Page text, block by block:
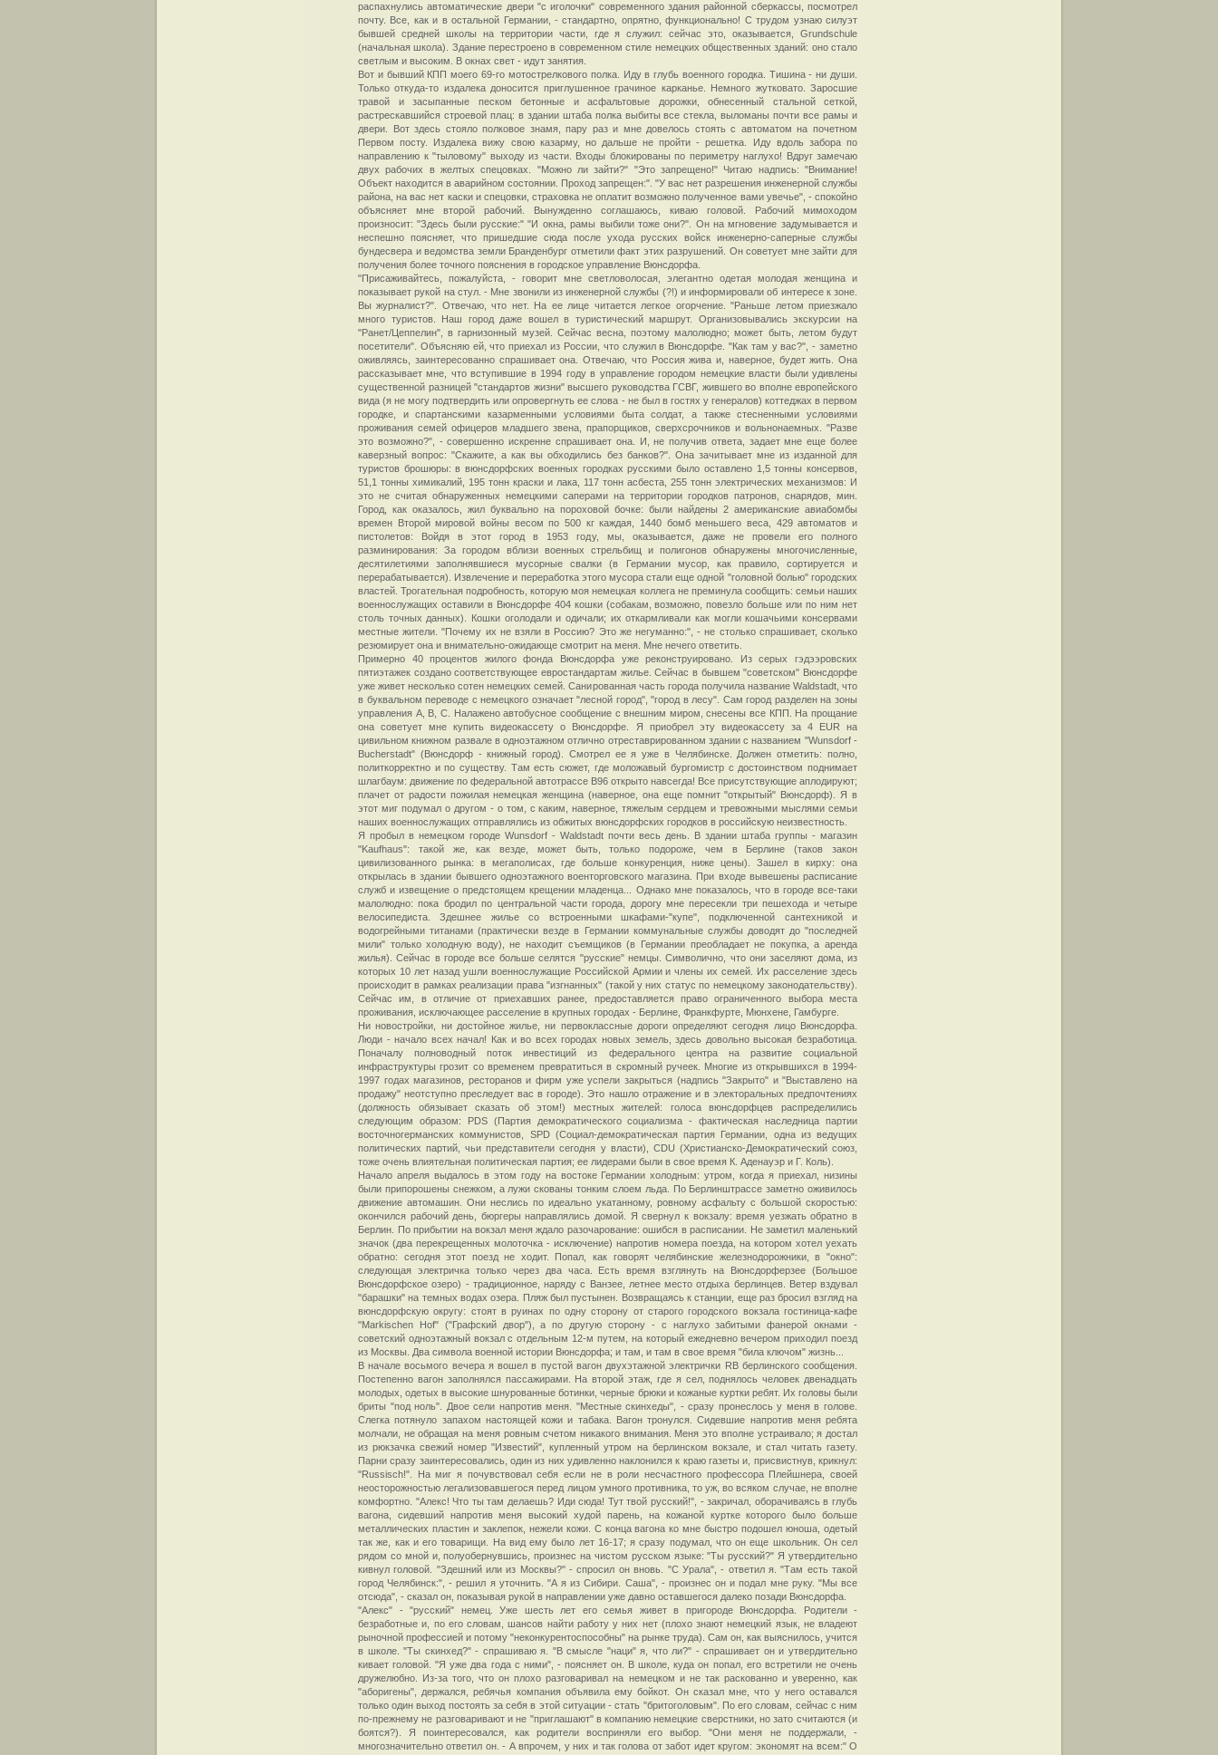
распахнулись автоматические двери "с иголочки" современного здания районной сберкассы, посмотрел
почту. Все, как и в остальной Германии, - стандартно, опрятно, функционально! С трудом узнаю силуэт
бывшей средней школы на территории части, где я служил: сейчас это, оказывается, Grundschule
(начальная школа). Здание перестроено в современном стиле немецких общественных зданий: оно стало
светлым и высоким. В окнах свет - идут занятия.
Вот и бывший КПП моего 69-го мотострелкового полка. Иду в глубь военного городка. Тишина - ни души.
Только откуда-то издалека доносится приглушенное грачиное карканье. Немного жутковато. Заросшие
травой и засыпанные песком бетонные и асфальтовые дорожки, обнесенный стальной сеткой,
растрескавшийся строевой плац: в здании штаба полка выбиты все стекла, выломаны почти все рамы и
двери. Вот здесь стояло полковое знамя, пару раз и мне довелось стоять с автоматом на почетном
Первом посту. Издалека вижу свою казарму, но дальше не пройти - решетка. Иду вдоль забора по
направлению к "тыловому" выходу из части. Входы блокированы по периметру наглухо! Вдруг замечаю
двух рабочих в желтых спецовках. "Можно ли зайти?" "Это запрещено!" Читаю надпись: "Внимание!
Объект находится в аварийном состоянии. Проход запрещен:". "У вас нет разрешения инженерной службы
района, на вас нет каски и спецовки, страховка не оплатит возможно полученное вами увечье", - спокойно
объясняет мне второй рабочий. Вынужденно соглашаюсь, киваю головой. Рабочий мимоходом
произносит: "Здесь были русские:" "И окна, рамы выбили тоже они?". Он на мгновение задумывается и
неспешно поясняет, что пришедшие сюда после ухода русских войск инженерно-саперные службы
бундесвера и ведомства земли Бранденбург отметили факт этих разрушений. Он советует мне зайти для
получения более точного пояснения в городское управление Вюнсдорфа.
"Присаживайтесь, пожалуйста, - говорит мне светловолосая, элегантно одетая молодая женщина и
показывает рукой на стул. - Мне звонили из инженерной службы (?!) и информировали об интересе к зоне.
Вы журналист?". Отвечаю, что нет. На ее лице читается легкое огорчение. "Раньше летом приезжало
много туристов. Наш город даже вошел в туристический маршрут. Организовывались экскурсии на
"Ранет/Цеппелин", в гарнизонный музей. Сейчас весна, поэтому малолюдно; может быть, летом будут
посетители". Объясняю ей, что приехал из России, что служил в Вюнсдорфе. "Как там у вас?", - заметно
оживляясь, заинтересованно спрашивает она. Отвечаю, что Россия жива и, наверное, будет жить. Она
рассказывает мне, что вступившие в 1994 году в управление городом немецкие власти были удивлены
существенной разницей "стандартов жизни" высшего руководства ГСВГ, жившего во вполне европейского
вида (я не могу подтвердить или опровергнуть ее слова - не был в гостях у генералов) коттеджах в первом
городке, и спартанскими казарменными условиями быта солдат, а также стесненными условиями
проживания семей офицеров младшего звена, прапорщиков, сверхсрочников и вольнонаемных. "Разве
это возможно?", - совершенно искренне спрашивает она. И, не получив ответа, задает мне еще более
каверзный вопрос: "Скажите, а как вы обходились без банков?". Она зачитывает мне из изданной для
туристов брошюры: в вюнсдорфских военных городках русскими было оставлено 1,5 тонны консервов,
51,1 тонны химикалий, 195 тонн краски и лака, 117 тонн асбеста, 255 тонн электрических механизмов: И
это не считая обнаруженных немецкими саперами на территории городков патронов, снарядов, мин.
Город, как оказалось, жил буквально на пороховой бочке: были найдены 2 американские авиабомбы
времен Второй мировой войны весом по 500 кг каждая, 1440 бомб меньшего веса, 429 автоматов и
пистолетов: Войдя в этот город в 1953 году, мы, оказывается, даже не провели его полного
разминирования: За городом вблизи военных стрельбищ и полигонов обнаружены многочисленные,
десятилетиями заполнявшиеся мусорные свалки (в Германии мусор, как правило, сортируется и
перерабатывается). Извлечение и переработка этого мусора стали еще одной "головной болью" городских
властей. Трогательная подробность, которую моя немецкая коллега не преминула сообщить: семьи наших
военнослужащих оставили в Вюнсдорфе 404 кошки (собакам, возможно, повезло больше или по ним нет
столь точных данных). Кошки оголодали и одичали; их откармливали как могли кошачьими консервами
местные жители. "Почему их не взяли в Россию? Это же негуманно:", - не столько спрашивает, сколько
резюмирует она и внимательно-ожидающе смотрит на меня. Мне нечего ответить.
Примерно 40 процентов жилого фонда Вюнсдорфа уже реконструировано. Из серых гэдээровских
пятиэтажек создано соответствующее евростандартам жилье. Сейчас в бывшем "советском" Вюнсдорфе
уже живет несколько сотен немецких семей. Санированная часть города получила название Waldstadt, что
в буквальном переводе с немецкого означает "лесной город", "город в лесу". Сам город разделен на зоны
управления A, B, C. Налажено автобусное сообщение с внешним миром, снесены все КПП. На прощание
она советует мне купить видеокассету о Вюнсдорфе. Я приобрел эту видеокассету за 4 EUR на
цивильном книжном развале в одноэтажном отлично отреставрированном здании с названием "Wunsdorf -
Bucherstadt" (Вюнсдорф - книжный город). Смотрел ее я уже в Челябинске. Должен отметить: полно,
политкорректно и по существу. Там есть сюжет, где моложавый бургомистр с достоинством поднимает
шлагбаум: движение по федеральной автотрассе В96 открыто навсегда! Все присутствующие аплодируют;
плачет от радости пожилая немецкая женщина (наверное, она еще помнит "открытый" Вюнсдорф). Я в
этот миг подумал о другом - о том, с каким, наверное, тяжелым сердцем и тревожными мыслями семьи
наших военнослужащих отправлялись из обжитых вюнсдорфских городков в российскую неизвестность.
Я пробыл в немецком городе Wunsdorf - Waldstadt почти весь день. В здании штаба группы - магазин
"Kaufhaus": такой же, как везде, может быть, только подороже, чем в Берлине (таков закон
цивилизованного рынка: в мегаполисах, где больше конкуренция, ниже цены). Зашел в кирху: она
открылась в здании бывшего одноэтажного военторговского магазина. При входе вывешены расписание
служб и извещение о предстоящем крещении младенца... Однако мне показалось, что в городе все-таки
малолюдно: пока бродил по центральной части города, дорогу мне пересекли три пешехода и четыре
велосипедиста. Здешнее жилье со встроенными шкафами-"купе", подключенной сантехникой и
водогрейными титанами (практически везде в Германии коммунальные службы доводят до "последней
мили" только холодную воду), не находит съемщиков (в Германии преобладает не покупка, а аренда
жилья). Сейчас в городе все больше селятся "русские" немцы. Символично, что они заселяют дома, из
которых 10 лет назад ушли военнослужащие Российской Армии и члены их семей. Их расселение здесь
происходит в рамках реализации права "изгнанных" (такой у них статус по немецкому законодательству).
Сейчас им, в отличие от приехавших ранее, предоставляется право ограниченного выбора места
проживания, исключающее расселение в крупных городах - Берлине, Франкфурте, Мюнхене, Гамбурге.
Ни новостройки, ни достойное жилье, ни первоклассные дороги определяют сегодня лицо Вюнсдорфа.
Люди - начало всех начал! Как и во всех городах новых земель, здесь довольно высокая безработица.
Поначалу полноводный поток инвестиций из федерального центра на развитие социальной
инфраструктуры грозит со временем превратиться в скромный ручеек. Многие из открывшихся в 1994-
1997 годах магазинов, ресторанов и фирм уже успели закрыться (надпись "Закрыто" и "Выставлено на
продажу" неотступно преследует вас в городе). Это нашло отражение и в электоральных предпочтениях
(должность обязывает сказать об этом!) местных жителей: голоса вюнсдорфцев распределились
следующим образом: PDS (Партия демократического социализма - фактическая наследница партии
восточногерманских коммунистов, SPD (Социал-демократическая партия Германии, одна из ведущих
политических партий, чьи представители сегодня у власти), CDU (Христианско-Демократический союз,
тоже очень влиятельная политическая партия; ее лидерами были в свое время К. Аденауэр и Г. Коль).
Начало апреля выдалось в этом году на востоке Германии холодным: утром, когда я приехал, низины
были припорошены снежком, а лужи скованы тонким слоем льда. По Берлинштрассе заметно оживилось
движение автомашин. Они неслись по идеально укатанному, ровному асфальту с большой скоростью:
окончился рабочий день, бюргеры направлялись домой. Я свернул к вокзалу: время уезжать обратно в
Берлин. По прибытии на вокзал меня ждало разочарование: ошибся в расписании. Не заметил маленький
значок (два перекрещенных молоточка - исключение) напротив номера поезда, на котором хотел уехать
обратно: сегодня этот поезд не ходит. Попал, как говорят челябинские железнодорожники, в "окно":
следующая электричка только через два часа. Есть время взглянуть на Вюнсдорферзее (Большое
Вюнсдорфское озеро) - традиционное, наряду с Ванзее, летнее место отдыха берлинцев. Ветер вздувал
"барашки" на темных водах озера. Пляж был пустынен. Возвращаясь к станции, еще раз бросил взгляд на
вюнсдорфскую округу: стоят в руинах по одну сторону от старого городского вокзала гостиница-кафе
"Markischen Hof" ("Графский двор"), а по другую сторону - с наглухо забитыми фанерой окнами -
советский одноэтажный вокзал с отдельным 12-м путем, на который ежедневно вечером приходил поезд
из Москвы. Два символа военной истории Вюнсдорфа; и там, и там в свое время "била ключом" жизнь...
В начале восьмого вечера я вошел в пустой вагон двухэтажной электрички RB берлинского сообщения.
Постепенно вагон заполнялся пассажирами. На второй этаж, где я сел, поднялось человек двенадцать
молодых, одетых в высокие шнурованные ботинки, черные брюки и кожаные куртки ребят. Их головы были
бриты "под ноль". Двое сели напротив меня. "Местные скинхеды", - сразу пронеслось у меня в голове.
Слегка потянуло запахом настоящей кожи и табака. Вагон тронулся. Сидевшие напротив меня ребята
молчали, не обращая на меня ровным счетом никакого внимания. Меня это вполне устраивало; я достал
из рюкзачка свежий номер "Известий", купленный утром на берлинском вокзале, и стал читать газету.
Парни сразу заинтересовались, один из них удивленно наклонился к краю газеты и, присвистнув, крикнул:
"Russisch!". На миг я почувствовал себя если не в роли несчастного профессора Плейшнера, своей
неосторожностью легализовавшегося перед лицом умного противника, то уж, во всяком случае, не вполне
комфортно. "Алекс! Что ты там делаешь? Иди сюда! Тут твой русский!", - закричал, оборачиваясь в глубь
вагона, сидевший напротив меня высокий худой парень, на кожаной куртке которого было больше
металлических пластин и заклепок, нежели кожи. С конца вагона ко мне быстро подошел юноша, одетый
так же, как и его товарищи. На вид ему было лет 16-17; я сразу подумал, что он еще школьник. Он сел
рядом со мной и, полуобернувшись, произнес на чистом русском языке: "Ты русский?" Я утвердительно
кивнул головой. "Здешний или из Москвы?" - спросил он вновь. "С Урала", - ответил я. "Там есть такой
город Челябинск:", - решил я уточнить. "А я из Сибири. Саша", - произнес он и подал мне руку. "Мы все
отсюда", - сказал он, показывая рукой в направлении уже давно оставшегося далеко позади Вюнсдорфа.
"Алекс" - "русский" немец. Уже шесть лет его семья живет в пригороде Вюнсдорфа. Родители -
безработные и, по его словам, шансов найти работу у них нет (плохо знают немецкий язык, не владеют
рыночной профессией и потому "неконкурентоспособны" на рынке труда). Сам он, как выяснилось, учится
в школе. "Ты скинхед?" - спрашиваю я. "В смысле "наци" я, что ли?" - спрашивает он и утвердительно
кивает головой. "Я уже два года с ними", - поясняет он. В школе, куда он попал, его встретили не очень
дружелюбно. Из-за того, что он плохо разговаривал на немецком и не так раскованно и уверенно, как
"аборигены", держался, ребячья компания объявила ему бойкот. Он сказал мне, что у него оставался
только один выход постоять за себя в этой ситуации - стать "бритоголовым". По его словам, сейчас с ним
по-прежнему не разговаривают и не "приглашают" в компанию немецкие сверстники, но зато считаются (и
боятся?). Я поинтересовался, как родители восприняли его выбор. "Они меня не поддержали, -
многозначительно ответил он. - А впрочем, у них и так голова от забот идет кругом: экономят на всем:" О